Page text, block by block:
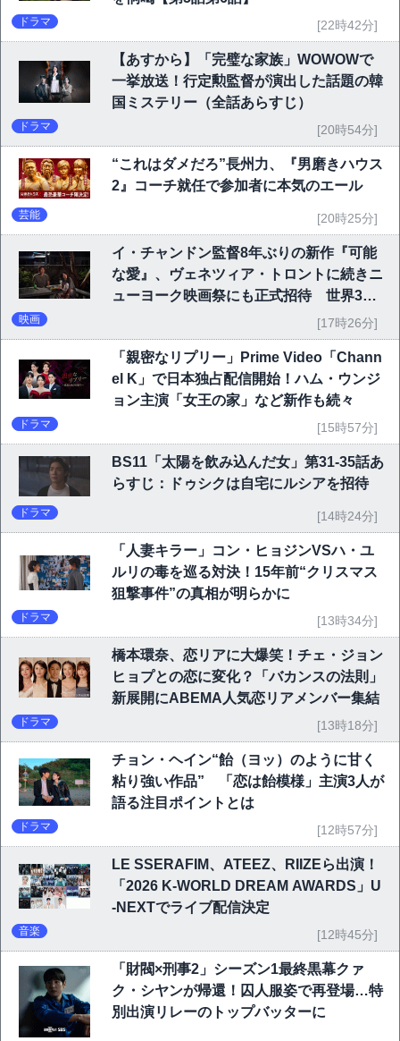
ドラマ [22時42分]
【あすから】「完璧な家族」WOWOWで
一挙放送！行定勲監督が演出した話題の韓
国ミステリー（全話あらすじ）
ドラマ [20時54分]
“これはダメだろ”長州力、『男磨きハウス
2』コーチ就任で参加者に本気のエール
芸能 [20時25分]
イ・チャンドン監督8年ぶりの新作『可能
な愛』、ヴェネツィア・トロントに続きニ
ューヨーク映画祭にも正式招待 世界3大
映画 [17時26分]
「親密なリプリー」Prime Video「Chann
el K」で日本独占配信開始！ハム・ウンジ
ョン主演「女王の家」など新作も続々
ドラマ [15時57分]
BS11「太陽を飲み込んだ女」第31-35話あ
らすじ：ドゥシクは自宅にルシアを招待
ドラマ [14時24分]
「人妻キラー」コン・ヒョジンVSハ・ユ
ルリの毒を巡る対決！15年前“クリスマス
狙撃事件”の真相が明らかに
ドラマ [13時34分]
橋本環奈、恋リアに大爆笑！チェ・ジョン
ヒョプとの恋に変化？「バカンスの法則」
新展開にABEMA人気恋リアメンバー集結
ドラマ [13時18分]
チョン・ヘイン“飴（ヨッ）のように甘く
粘り強い作品” 「恋は飴模様」主演3人が
語る注目ポイントとは
ドラマ [12時57分]
LE SSERAFIM、ATEEZ、RIIZEら出演！
「2026 K-WORLD DREAM AWARDS」U
-NEXTでライブ配信決定
音楽 [12時45分]
「財閥×刑事2」シーズン1最終黒幕クァ
ク・シヤンが帰還！囚人服姿で再登場…特
別出演リレーのトップバッターに